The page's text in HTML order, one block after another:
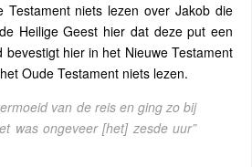
Testament niets lezen over Jakob die
Heilige Geest hier dat deze put een
hier in het Nieuwe Testament
Oude Testament niets lezen.
van de reis en ging zo bij
was ongeveer [het] zesde uur”